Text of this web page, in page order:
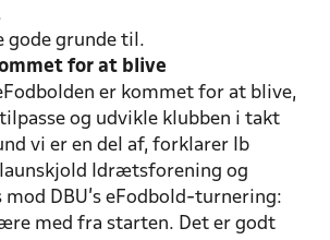
gode grunde til.
for at blive
er kommet for at blive,
og udvikle klubben i takt
vi er en del af, forklarer Ib
Idrætsforening og
DBU's eFodbold-turnering:
med fra starten. Det er godt